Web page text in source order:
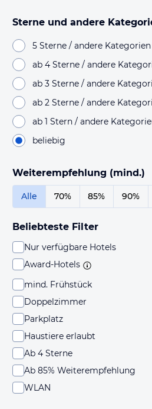
Sterne und andere
5 Sterne / andere Kategorien
ab 4 Sterne / andere
ab 3 Sterne / andere
ab 2 Sterne / andere
ab 1 Stern / andere
beliebig
Weiterempfehlung (mind.)
Alle 70% 85% 90%
Beliebteste Filter
Nur verfügbare Hotels
Award-Hotels
mind. Frühstück
Doppelzimmer
Parkplatz
Haustiere erlaubt
Ab 4 Sterne
Ab 85% Weiterempfehlung
WLAN